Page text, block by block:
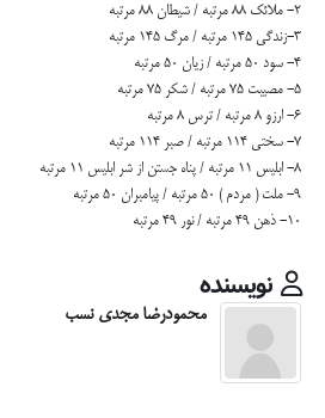
2- ملائک 88 مرتبه / شیطان 88 مرتبه
3-زندگی 145 مرتبه / مرگ 145 مرتبه
4- سود 50 مرتبه / زیان 50 مرتبه
5- مصیبت 75 مرتبه / شکر 75 مرتبه
6- ارزو 8 مرتبه / ترس 8 مرتبه
7- سختی 114 مرتبه / صبر 114 مرتبه
8- ابلیس 11 مرتبه / پناه جستن از شر ابلیس 11 مرتبه
9- ملت ( مردم ) 50 مرتبه / پیامبران 50 مرتبه
10- ذهن 49 مرتبه / نور 49 مرتبه
نویسنده
محمودرضا مجدی نسب